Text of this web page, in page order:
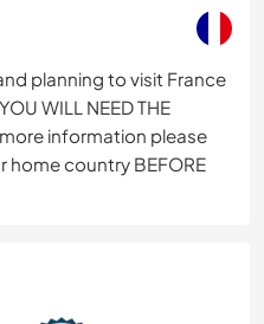
planning to visit France
WILL NEED THE
more information please
country BEFORE